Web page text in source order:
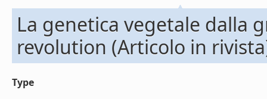
La genetica vegetale dalla
revolution (Articolo in
Type